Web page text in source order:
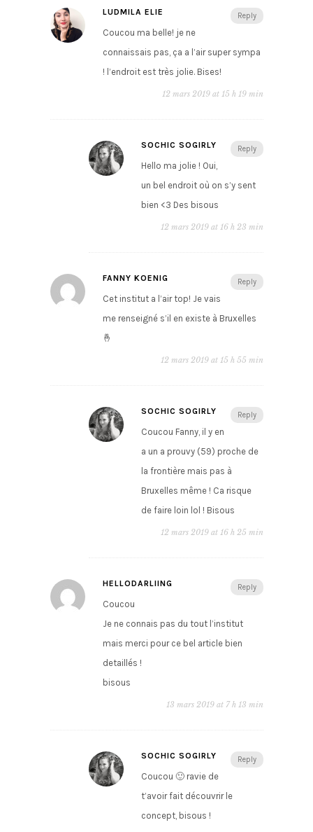
Reply
LUDMILA ELIE
Coucou ma belle! je ne
connaissais pas, ça a l’air super sympa
! l’endroit est très jolie. Bises!
12 mars 2019 at 15 h 19 min
Reply
SOCHIC SOGIRLY
Hello ma jolie ! Oui,
un bel endroit où on s’y sent
bien <3 Des bisous
12 mars 2019 at 16 h 23 min
Reply
FANNY KOENIG
Cet institut a l’air top! Je vais
me renseigné s’il en existe à Bruxelles
🤞
12 mars 2019 at 15 h 55 min
Reply
SOCHIC SOGIRLY
Coucou Fanny, il y en
a un a prouvy (59) proche de
la frontière mais pas à
Bruxelles même ! Ca risque
de faire loin lol ! Bisous
12 mars 2019 at 16 h 25 min
Reply
HELLODARLIING
Coucou
Je ne connais pas du tout l’institut
mais merci pour ce bel article bien
detaillés !
bisous
13 mars 2019 at 7 h 13 min
Reply
SOCHIC SOGIRLY
Coucou 🙂 ravie de
t’avoir fait découvrir le
concept, bisous !